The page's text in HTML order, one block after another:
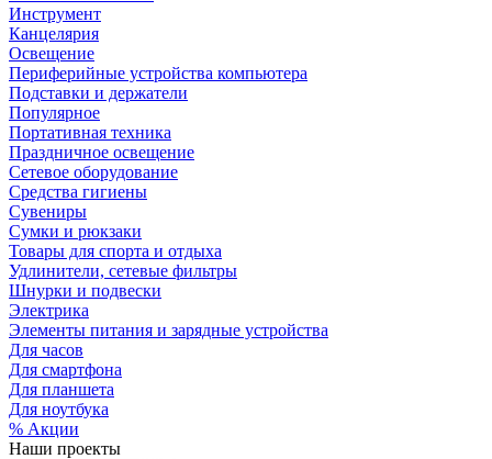
Инструмент
Канцелярия
Освещение
Периферийные устройства компьютера
Подставки и держатели
Популярное
Портативная техника
Праздничное освещение
Сетевое оборудование
Средства гигиены
Сувениры
Сумки и рюкзаки
Товары для спорта и отдыха
Удлинители, сетевые фильтры
Шнурки и подвески
Электрика
Элементы питания и зарядные устройства
Для часов
Для смартфона
Для планшета
Для ноутбука
% Акции
Наши проекты